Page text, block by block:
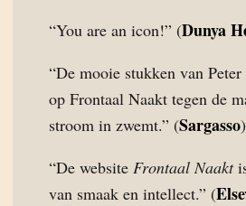
“You are an icon!” (Dunya
“De mooie stukken van
op Frontaal Naakt tegen de
stroom in zwemt.” (Sargasso)
“De website Frontaal Naakt
van smaak en intellect.” (